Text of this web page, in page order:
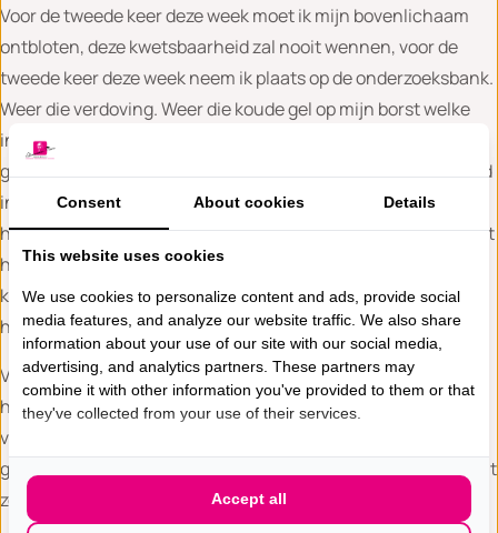
Voor de tweede keer deze week moet ik mijn bovenlichaam
ontbloten, deze kwetsbaarheid zal nooit wennen, voor de
tweede keer deze week neem ik plaats op de onderzoeksbank.
Weer die verdoving. Weer die koude gel op mijn borst welke
inmiddels in een oorlogsgebied veranderd is. De radioloog
glijdt met de echokop over mijn borst. Zodra ze de tumor goed
in beeld heeft, plaatst ze voorzichtig de marker. Daarna
herhaalt ze de handeling in mijn oksel. Die arme Jan heeft het
hele gebeuren gevolgd vanaf zijn kruk in een hoekje van de
kamer. Ik zie dat hij aangeslagen is maar dat hij zich groot
houdt voor mij.
Vervolgens mogen we, als ik voorzien ben van de nodige
hechtpleisters, door naar mijn chirurg. De vorige keer
vertelde ze dat de patholoog mijn kalkspatjes voor 98%
goedaardig inschatte. Ik ga er eerlijk gezegd ook van uit dat dit
zo bevestigd gaat worden.
Consent About cookies Details
This website uses cookies
We use cookies to personalize content and ads, provide social
media features, and analyze our website traffic. We also share
information about your use of our site with our social media,
advertising, and analytics partners. These partners may
combine it with other information you've provided to them or that
they've collected from your use of their services.
Accept all